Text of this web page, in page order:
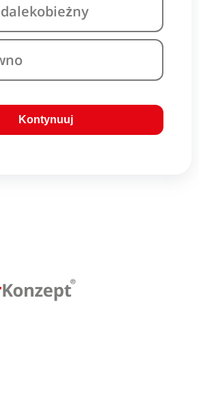
Kontynuuj